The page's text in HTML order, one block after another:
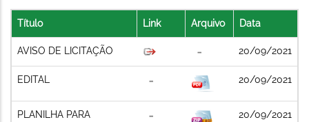
Título Link Arquivo Data
AVISO DE LICITAÇÃO 20/09/2021
EDITAL 20/09/2021
PLANILHA PARA
20/09/2021